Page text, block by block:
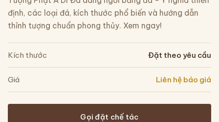
định, các loại đá, kích thước phổ biến và hướng dẫn
thỉnh tượng chuẩn phong thủy. Xem ngay!
Kích thước Đặt theo yêu cầu
Giá Liên hệ báo giá
Gọi đặt chế tác